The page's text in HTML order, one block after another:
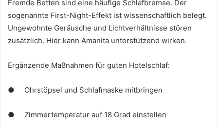
Fremde Betten sind eine häufige Schlafbremse. Der
sogenannte First-Night-Effekt ist wissenschaftlich belegt.
Ungewohnte Geräusche und Lichtverhältnisse stören
zusätzlich. Hier kann Amanita unterstützend wirken.
Ergänzende Maßnahmen für guten Hotelschlaf:
● Ohrstöpsel und Schlafmaske mitbringen
● Zimmertemperatur auf 18 Grad einstellen